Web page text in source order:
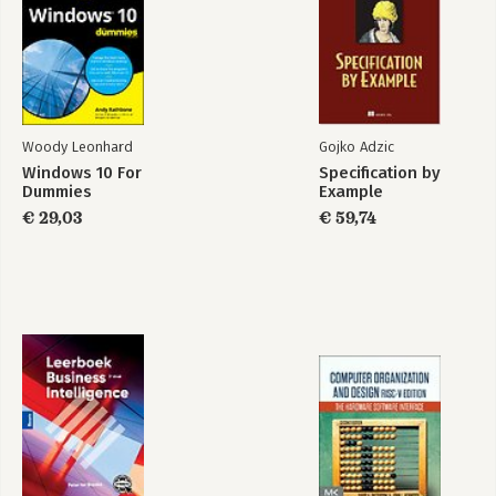
Woody Leonhard
Windows 10 For
Dummies
€ 29,03
Gojko Adzic
Specification by
Example
€ 59,74